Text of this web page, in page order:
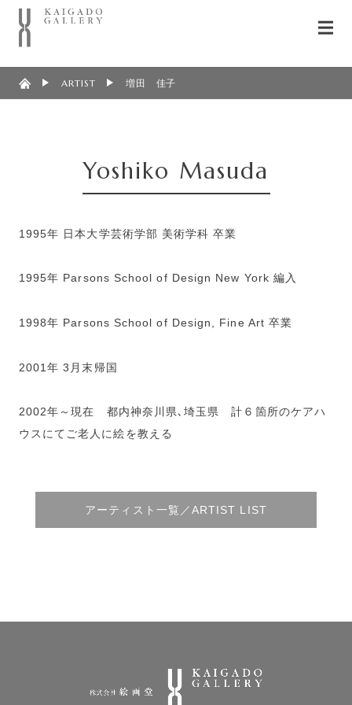
ARTIST 増田 佳子
Yoshiko Masuda
1995年 日本大学芸術学部 美術学科 卒業
1995年 Parsons School of Design New York 編入
1998年 Parsons School of Design, Fine Art 卒業
2001年 3月末帰国
2002年～現在 都内神奈川県､埼玉県 計６箇所のケアハ
ウスにてご老人に絵を教える
アーティスト一覧／ARTIST LIST